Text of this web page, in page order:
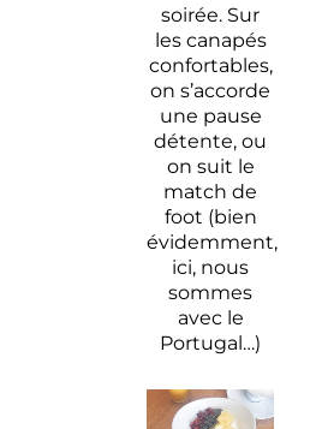
soirée. Sur
les canapés
confortables,
on s’accorde
une pause
détente, ou
on suit le
match de
foot (bien
évidemment,
ici, nous
sommes
avec le
Portugal…)